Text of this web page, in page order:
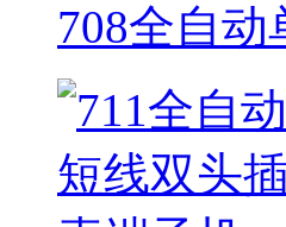
708全自